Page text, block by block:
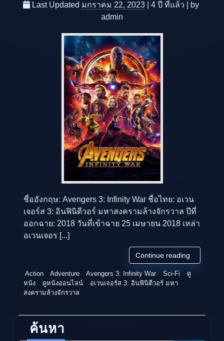
Last Updated มกราคม 22, 2023 4 ปี ที่แล้ว
by
admin
ชื่ออังกฤษ: Avengers 3: Infinity War ชื่อไทย: อเวน
เจอร์ส 3: อินฟินิตีวอร์ มหาสงครามล้างจักรวาล ปีที่
ออกฉาย: 2018 วันที่เข้าฉาย 25 เมษายน 2018 เหล่า
อเวนเจอร [...]
Continue reading
Action Adventure Avengers 3: Infinity War Sci-Fi
ดู
หนัง
ดูหนังออนไลน์
อเวนเจอร์ส 3: อินฟินิตีวอร์ มหา
สงครามล้างจักรวาล
ค้นหา